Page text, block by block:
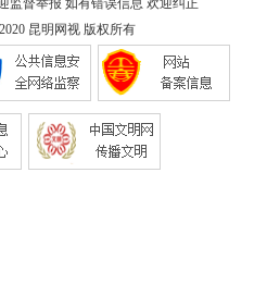
监督举报 如有错误信息 欢迎纠正
昆明网视版权所有